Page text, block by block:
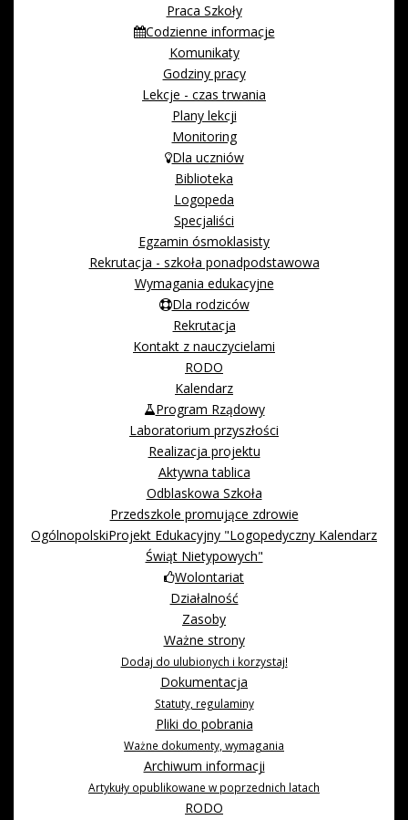
Praca Szkoły
Codzienne informacje
Komunikaty
Godziny pracy
Lekcje - czas trwania
Plany lekcji
Monitoring
Dla uczniów
Biblioteka
Logopeda
Specjaliści
Egzamin ósmoklasisty
Rekrutacja - szkoła ponadpodstawowa
Wymagania edukacyjne
Dla rodziców
Rekrutacja
Kontakt z nauczycielami
RODO
Kalendarz
Program Rządowy
Laboratorium przyszłości
Realizacja projektu
Aktywna tablica
Odblaskowa Szkoła
Przedszkole promujące zdrowie
OgólnopolskiProjekt Edukacyjny "Logopedyczny Kalendarz
Świąt Nietypowych"
Wolontariat
Działalność
Zasoby
Ważne strony
Dodaj do ulubionych i korzystaj!
Dokumentacja
Statuty, regulaminy
Pliki do pobrania
Ważne dokumenty, wymagania
Archiwum informacji
Artykuły opublikowane w poprzednich latach
RODO